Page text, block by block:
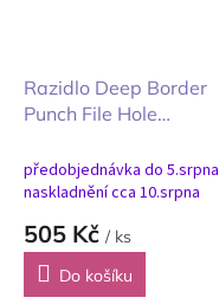
Razidlo Deep Border
Punch File Hole
předobjednávka do 5.srpna
naskladnění cca 10.srpna
505 Kč / ks
Do košíku